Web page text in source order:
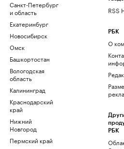
Санкт-Петербург
и область
Екатеринбург
Новосибирск
Омск
Башкортостан
Вологодская
область
Калининград
Краснодарский
край
Нижний
Новгород
Пермский край
RSS
РБК
О
РБК